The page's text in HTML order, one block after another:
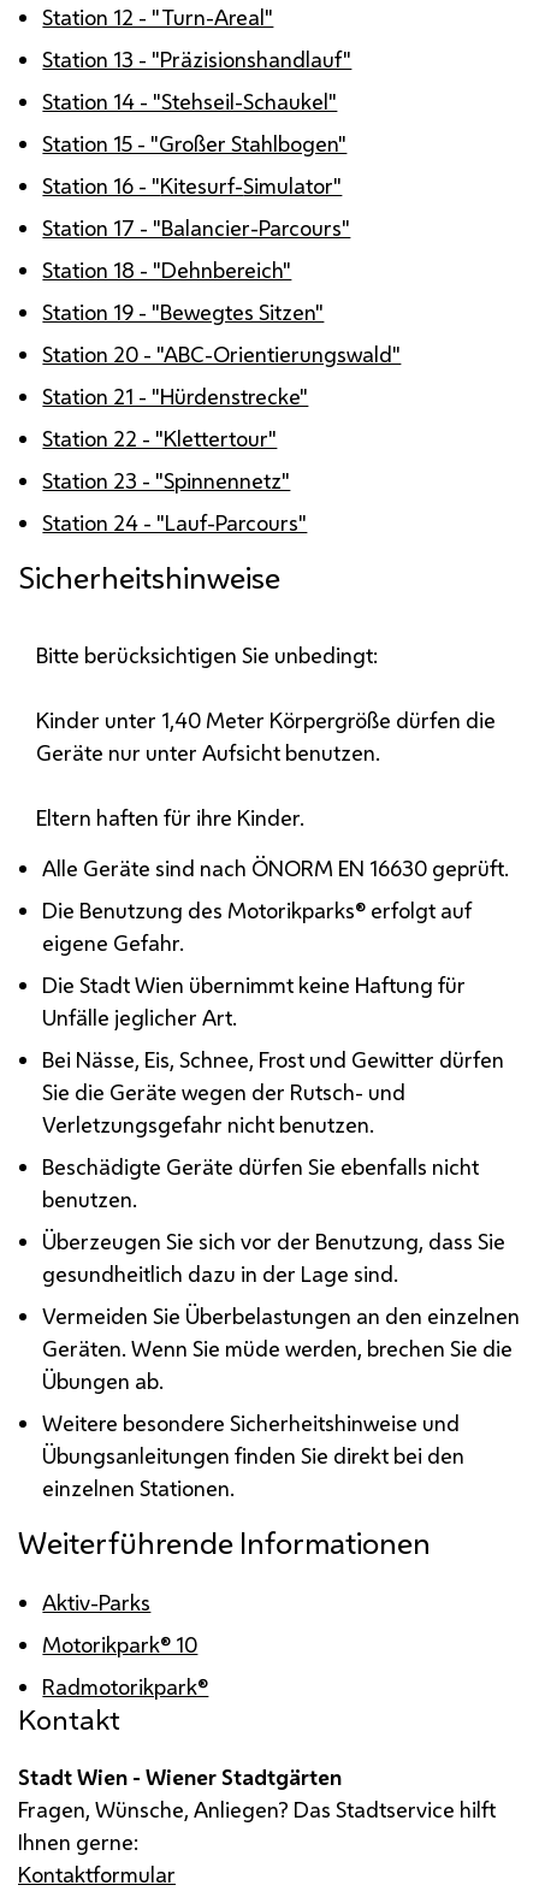
Station 12 - "Turn-Areal"
Station 13 - "Präzisionshandlauf"
Station 14 - "Stehseil-Schaukel"
Station 15 - "Großer Stahlbogen"
Station 16 - "Kitesurf-Simulator"
Station 17 - "Balancier-Parcours"
Station 18 - "Dehnbereich"
Station 19 - "Bewegtes Sitzen"
Station 20 - "ABC-Orientierungswald"
Station 21 - "Hürdenstrecke"
Station 22 - "Klettertour"
Station 23 - "Spinnennetz"
Station 24 - "Lauf-Parcours"
Sicherheitshinweise
Bitte berücksichtigen Sie unbedingt:
Kinder unter 1,40 Meter Körpergröße dürfen die
Geräte nur unter Aufsicht benutzen.
Eltern haften für ihre Kinder.
Alle Geräte sind nach ÖNORM EN 16630 geprüft.
Die Benutzung des Motorikparks® erfolgt auf
eigene Gefahr.
Die Stadt Wien übernimmt keine Haftung für
Unfälle jeglicher Art.
Bei Nässe, Eis, Schnee, Frost und Gewitter dürfen
Sie die Geräte wegen der Rutsch- und
Verletzungsgefahr nicht benutzen.
Beschädigte Geräte dürfen Sie ebenfalls nicht
benutzen.
Überzeugen Sie sich vor der Benutzung, dass Sie
gesundheitlich dazu in der Lage sind.
Vermeiden Sie Überbelastungen an den einzelnen
Geräten. Wenn Sie müde werden, brechen Sie die
Übungen ab.
Weitere besondere Sicherheitshinweise und
Übungsanleitungen finden Sie direkt bei den
einzelnen Stationen.
Weiterführende Informationen
Aktiv-Parks
Motorikpark® 10
Radmotorikpark®
Kontakt
Stadt Wien - Wiener Stadtgärten
Fragen, Wünsche, Anliegen? Das Stadtservice hilft
Ihnen gerne:
Kontaktformular